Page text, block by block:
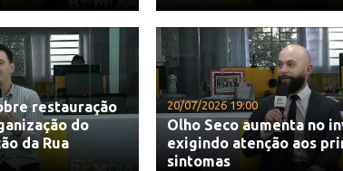
restauração
do
da Rua
20/07/2026 19:00
Olho Seco aumenta no
exigindo atenção aos
sintomas